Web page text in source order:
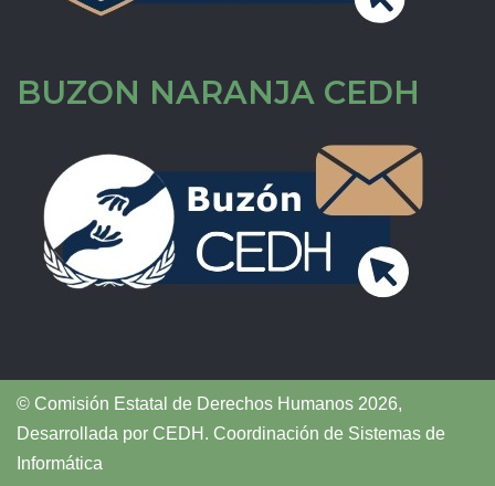
BUZON NARANJA CEDH
© Comisión Estatal de Derechos Humanos 2026,
Desarrollada por CEDH . Coordinación de Sistemas de
Informática